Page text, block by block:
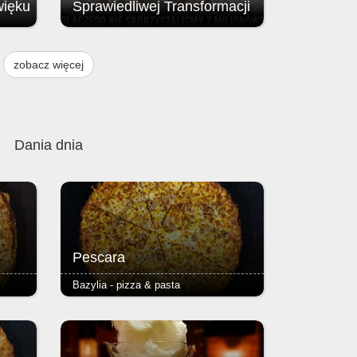
Sprawiedliwej Transformacji
na rzecz Sprawiedliwej Transformacji
(FST / JTF – Just Transition Fund;
zobacz więcej
Dania dnia
i
Pescara
każdej pizzy jest Margherita (sos
pomidorowy, ser i oregano) - ciasto
puszyste lub razowe, grube lub cienkie
Bazylia - pizza & pasta